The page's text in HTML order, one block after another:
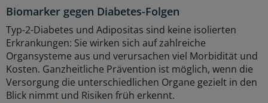
Biomarker gegen Diabetes-Folgen
Typ-2-Diabetes und Adipositas sind keine isolierten
Erkrankungen: Sie wirken sich auf zahlreiche
Organsysteme aus und verursachen viel Morbidität und
Kosten. Ganzheitliche Prävention ist möglich, wenn die
Versorgung die unterschiedlichen Organe gezielt in den
Blick nimmt und Risiken früh erkennt.